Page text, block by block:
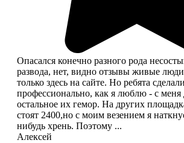
Опасался конечно разного рода
развода, нет, видно отзывы живые
только здесь на сайте. Но ребята
профессионально, как я люблю - с меня
остальное их гемор. На других
стоят 2400,но с моим везением я
нибудь хрень. Поэтому ...
Алексей